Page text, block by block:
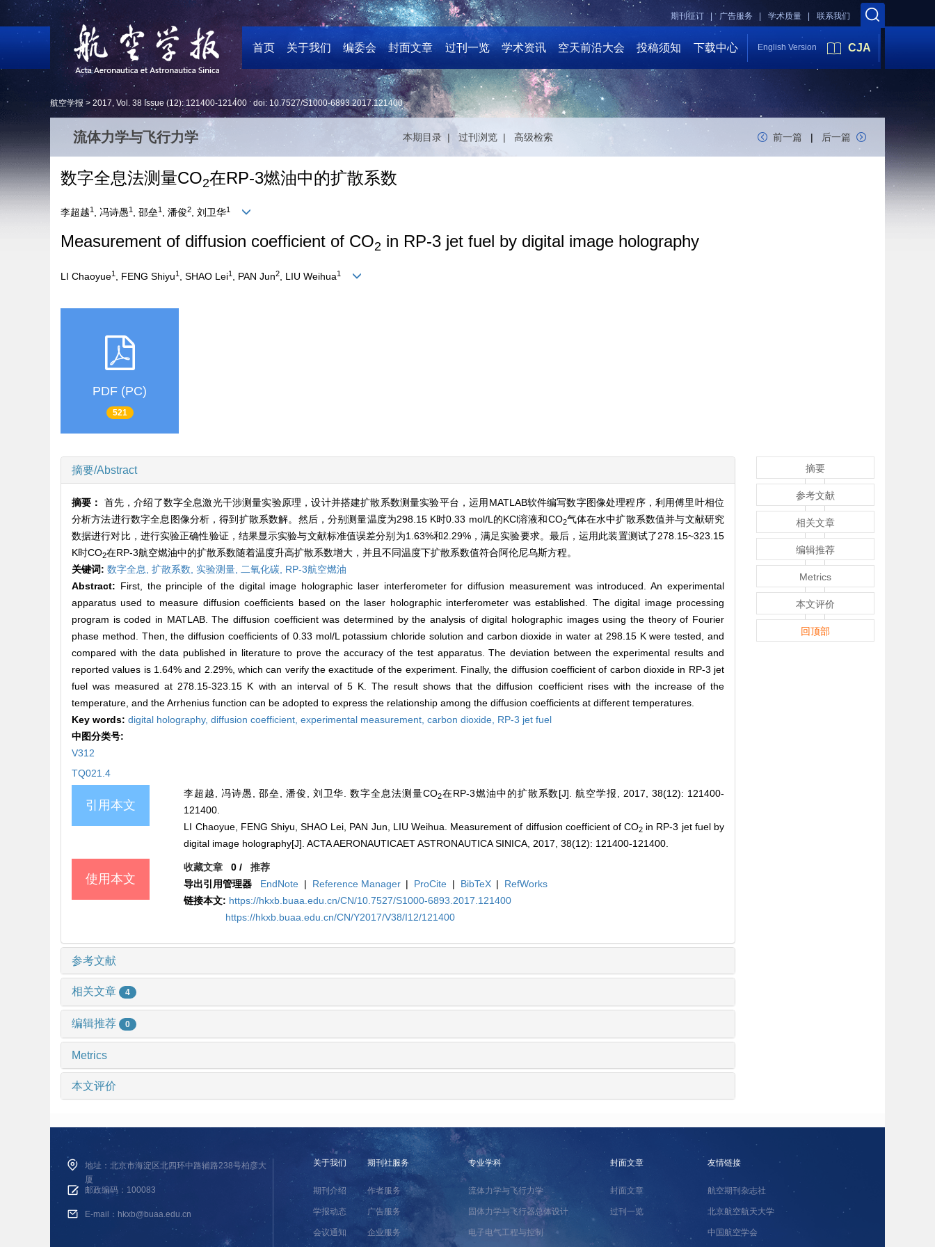
联系我们
学术质量 |
广告服务 |
期刊征订 |
首页 关于我们 编委会 封面文章 过刊一览 学术资讯 空天前沿大会 投稿须知 下载中心 English Version CJA
航空学报 > 2017, Vol. 38 Issue (12): 121400-121400 doi: 10.7527/S1000-6893.2017.121400
流体力学与飞行力学 本期目录 | 过刊浏览 | 高级检索 前一篇 | 后一篇
数字全息法测量CO2在RP-3燃油中的扩散系数
李超越1 , 冯诗愚1 , 邵垒1 , 潘俊2, 刘卫华1
Measurement of diffusion coefficient of CO2 in RP-3 jet fuel by digital image holography
LI Chaoyue1 , FENG Shiyu1 , SHAO Lei1 , PAN Jun2 , LIU Weihua1
PDF (PC)
521
摘要/Abstract
摘要： 首先，介绍了数字全息激光干涉测量实验原理，设计并搭建扩散系数测量实验平台，运用MATLAB软件编写数字图像处理程序，利用傅里叶相位
分析方法进行数字全息图像分析，得到扩散系数解。然后，分别测量温度为298.15 K时0.33 mol/L的KCl溶液和CO2气体在水中扩散系数值并与文献研究
数据进行对比，进行实验正确性验证，结果显示实验与文献标准值误差分别为1.63%和2.29%，满足实验要求。最后，运用此装置测试了278.15~323.15
K时CO2在RP-3航空燃油中的扩散系数随着温度升高扩散系数增大，并且不同温度下扩散系数值符合阿伦尼乌斯方程。
关键词: 数字全息, 扩散系数, 实验测量, 二氧化碳, RP-3航空燃油
Abstract: First, the principle of the digital image holographic laser interferometer for diffusion measurement was introduced. An experimental
apparatus used to measure diffusion coefficients based on the laser holographic interferometer was established. The digital image processing
program is coded in MATLAB. The diffusion coefficient was determined by the analysis of digital holographic images using the theory of Fourier
phase method. Then, the diffusion coefficients of 0.33 mol/L potassium chloride solution and carbon dioxide in water at 298.15 K were tested, and
compared with the data published in literature to prove the accuracy of the test apparatus. The deviation between the experimental results and
reported values is 1.64% and 2.29%, which can verify the exactitude of the experiment. Finally, the diffusion coefficient of carbon dioxide in RP-3 jet
fuel was measured at 278.15-323.15 K with an interval of 5 K. The result shows that the diffusion coefficient rises with the increase of the
temperature, and the Arrhenius function can be adopted to express the relationship among the diffusion coefficients at different temperatures.
Key words: digital holography, diffusion coefficient, experimental measurement, carbon dioxide, RP-3 jet fuel
中图分类号:
V312
TQ021.4
引用本文
李超越, 冯诗愚, 邵垒, 潘俊, 刘卫华. 数字全息法测量CO2在RP-3燃油中的扩散系数[J]. 航空学报, 2017, 38(12): 121400-
121400.
LI Chaoyue, FENG Shiyu, SHAO Lei, PAN Jun, LIU Weihua. Measurement of diffusion coefficient of CO2 in RP-3 jet fuel by
digital image holography[J]. ACTA AERONAUTICAET ASTRONAUTICA SINICA, 2017, 38(12): 121400-121400.
使用本文
收藏文章 0 /推荐
导出引用管理器
EndNote | Reference Manager | ProCite | BibTeX |
RefWorks
链接本文: https://hkxb.buaa.edu.cn/CN/10.7527/S1000-6893.2017.121400
https://hkxb.buaa.edu.cn/CN/Y2017/V38/I12/121400
参考文献
相关文章 4
编辑推荐 0
Metrics
本文评价
摘要
参考文献
相关文章
编辑推荐
Metrics
本文评价
回顶部
地址：北京市海淀区北四环中路辅路238号柏彦大
厦
邮政编码：100083
E-mail：hkxb@buaa.edu.cn
关于我们
期刊介绍
学报动态
会议通知
期刊社服务
作者服务
广告服务
企业服务
专业学科
流体力学与飞行力学
固体力学与飞行器总体设计
电子电气工程与控制
封面文章
封面文章
过刊一览
友情链接
航空期刊杂志社
北京航空航天大学
中国航空学会